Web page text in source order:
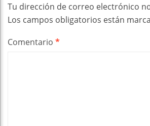
Tu dirección de correo electrónico
Los campos obligatorios están
Comentario *